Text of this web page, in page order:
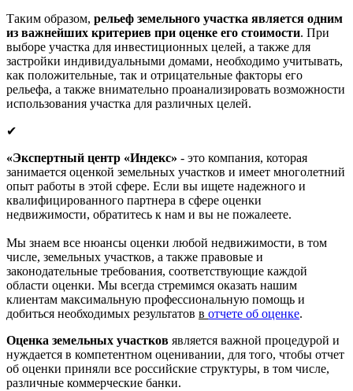
Таким образом, рельеф земельного участка является одним
из важнейших критериев при оценке его стоимости. При
выборе участка для инвестиционных целей, а также для
застройки индивидуальными домами, необходимо учитывать,
как положительные, так и отрицательные факторы его
рельефа, а также внимательно проанализировать возможности
использования участка для различных целей.
✔
«Экспертный центр «Индекс» - это компания, которая
занимается оценкой земельных участков и имеет многолетний
опыт работы в этой сфере. Если вы ищете надежного и
квалифицированного партнера в сфере оценки
недвижимости, обратитесь к нам и вы не пожалеете.
Мы знаем все нюансы оценки любой недвижимости, в том
числе, земельных участков, а также правовые и
законодательные требования, соответствующие каждой
области оценки. Мы всегда стремимся оказать нашим
клиентам максимальную профессиональную помощь и
добиться необходимых результатов в отчете об оценке.
Оценка земельных участков является важной процедурой и
нуждается в компетентном оценивании, для того, чтобы отчет
об оценки приняли все российские структуры, в том числе,
различные коммерческие банки.